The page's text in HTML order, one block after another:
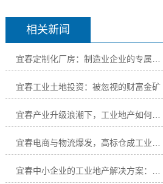
相关新闻
宜春工业土地投资：被忽视的财富金矿
宜春产业升级浪潮下，工业地产如何赋能企业高质